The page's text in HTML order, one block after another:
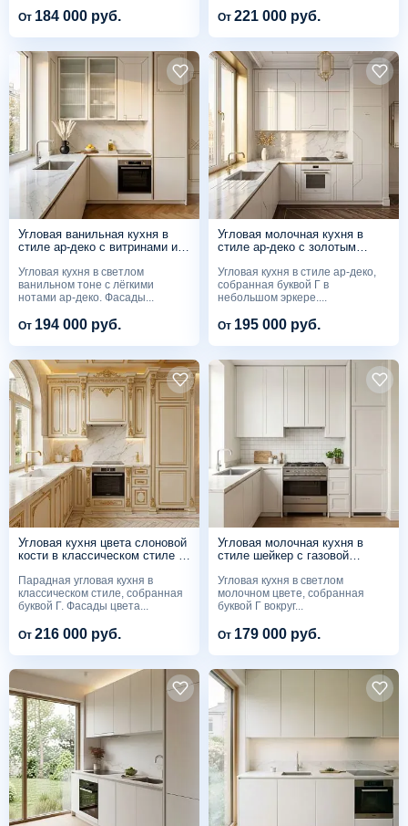
От 184 000 руб. От 221 000 руб.
Угловая ванильная кухня в
стиле ар-деко с витринами из
Угловая кухня в светлом
ванильном тоне с лёгкими
нотами ар-деко. Фасады...
От 194 000 руб.
Угловая молочная кухня в
стиле ар-деко с золотым
Угловая кухня в стиле ар-деко,
собранная буквой Г в
небольшом эркере....
От 195 000 руб.
Угловая кухня цвета слоновой
кости в классическом стиле с
Парадная угловая кухня в
классическом стиле, собранная
буквой Г. Фасады цвета...
От 216 000 руб.
Угловая молочная кухня в
стиле шейкер с газовой
Угловая кухня в светлом
молочном цвете, собранная
буквой Г вокруг...
От 179 000 руб.